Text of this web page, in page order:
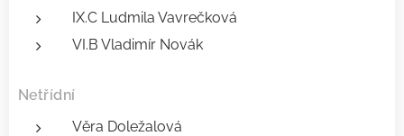
IX.C Ludmila Vavrečková
VI.B Vladimír Novák
Netřídní
Věra Doležalová